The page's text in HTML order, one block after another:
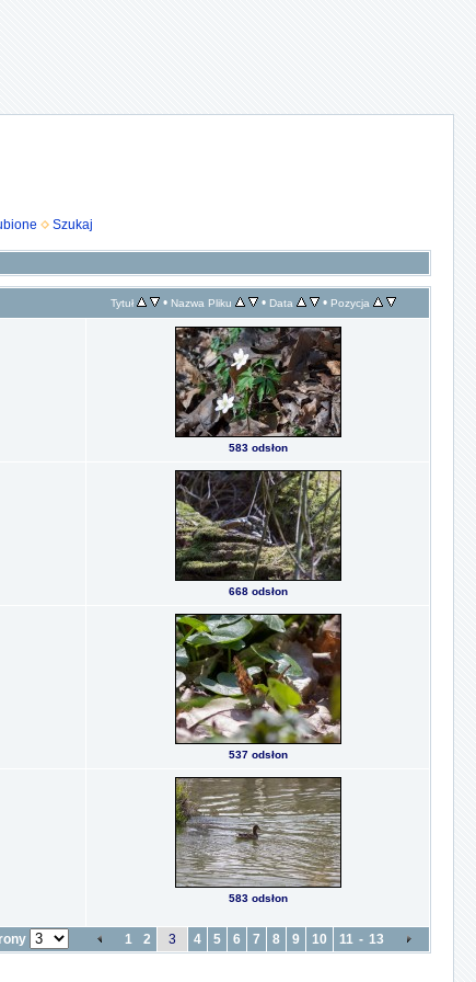
Szukaj
Tytuł • Nazwa Pliku • Data • Pozycja
583 odsłon
668 odsłon
537 odsłon
583 odsłon
1 2 3 4 5 6 7 8 9 10 11 - 13